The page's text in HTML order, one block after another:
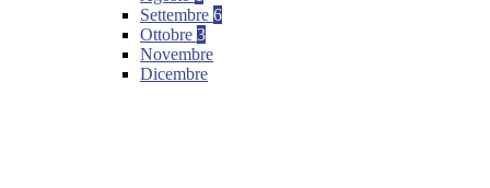
Settembre 6
Ottobre 3
Novembre
Dicembre